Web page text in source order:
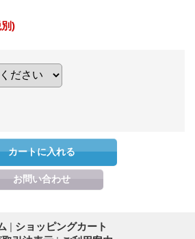
)
| ショッピングカート